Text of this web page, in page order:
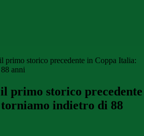
primo storico precedente in Coppa Italia:
anni
primo storico precedente
indietro di 88